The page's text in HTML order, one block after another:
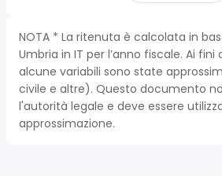
NOTA * La ritenuta è calcolata in
Umbria in IT per l’anno fiscale. Ai
alcune variabili sono state
civile e altre). Questo documento
l'autorità legale e deve essere
approssimazione.